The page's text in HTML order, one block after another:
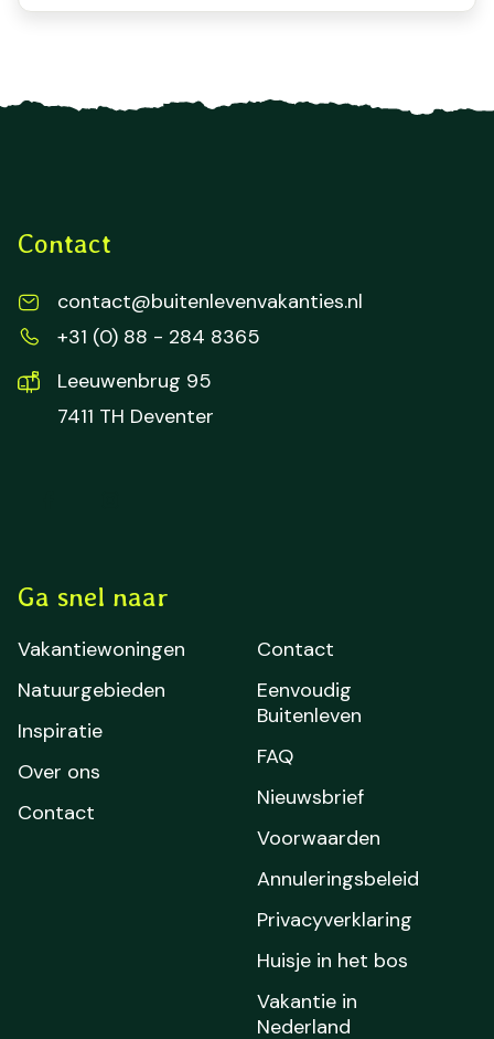
Contact
contact@buitenlevenvakanties.nl
+31 (0) 88 - 284 8365
Leeuwenbrug 95
7411 TH Deventer
Ga snel naar
Vakantiewoningen
Natuurgebieden
Inspiratie
Over ons
Contact
Contact
Eenvoudig
Buitenleven
FAQ
Nieuwsbrief
Voorwaarden
Annuleringsbeleid
Privacyverklaring
Huisje in het bos
Vakantie in
Nederland